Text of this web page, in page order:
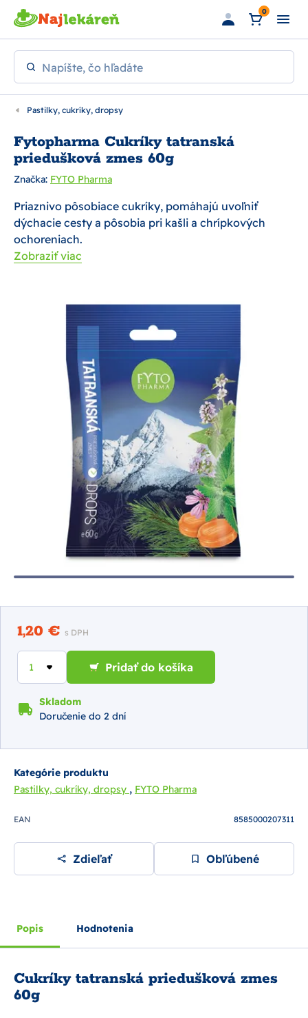
Preskočiť na hlavný obsah 0
Napíšte, čo hľadáte
Pastilky, cukríky, dropsy
Fytopharma Cukríky tatranská
priedušková zmes 60g
Značka: FYTO Pharma
Priaznivo pôsobiace cukríky, pomáhajú uvoľniť
dýchacie cesty a pôsobia pri kašli a chrípkových
ochoreniach.
Zobraziť viac
1,20 € s DPH
Pridať do košíka
Skladom
Doručenie do 2 dní
Kategórie produktu
Pastilky, cukríky, dropsy , FYTO Pharma
EAN 8585000207311
Zdieľať Obľúbené
Popis Hodnotenia
Cukríky tatranská priedušková zmes
60g